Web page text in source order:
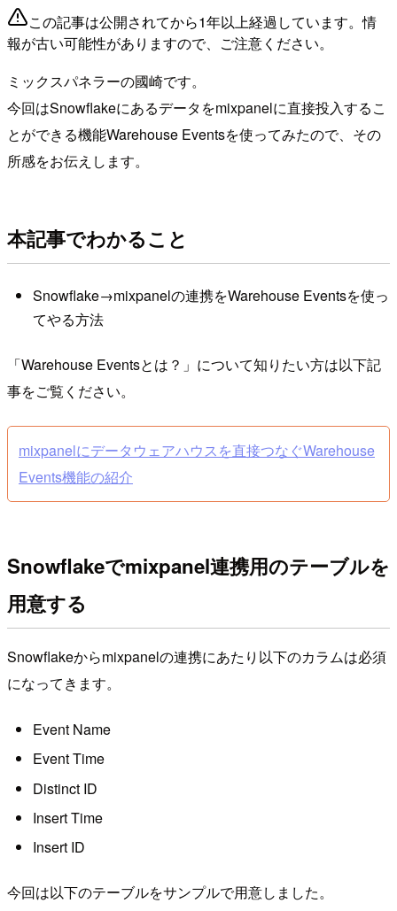
この記事は公開されてから1年以上経過しています。情
報が古い可能性がありますので、ご注意ください。
ミックスパネラーの國崎です。
今回はSnowflakeにあるデータをmixpanelに直接投入するこ
とができる機能Warehouse Eventsを使ってみたので、その
所感をお伝えします。
本記事でわかること
Snowflake→mixpanelの連携をWarehouse Eventsを使っ
てやる方法
「Warehouse Eventsとは？」について知りたい方は以下記
事をご覧ください。
mixpanelにデータウェアハウスを直接つなぐWarehouse
Events機能の紹介
Snowflakeでmixpanel連携用のテーブルを
用意する
Snowflakeからmixpanelの連携にあたり以下のカラムは必須
になってきます。
Event Name
Event Time
Distinct ID
Insert Time
Insert ID
今回は以下のテーブルをサンプルで用意しました。